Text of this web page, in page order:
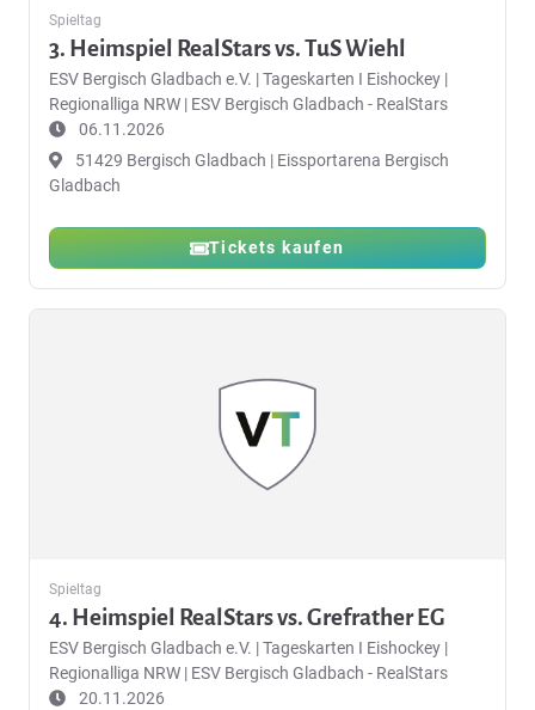
Spieltag
3. Heimspiel RealStars vs. TuS Wiehl
ESV Bergisch Gladbach e.V. |Tageskarten I Eishockey |
Regionalliga NRW | ESV Bergisch Gladbach - RealStars
06.11.2026
51429 Bergisch Gladbach | Eissportarena Bergisch
Gladbach
Tickets kaufen
Spieltag
4. Heimspiel RealStars vs. Grefrather EG
ESV Bergisch Gladbach e.V. |Tageskarten I Eishockey |
Regionalliga NRW | ESV Bergisch Gladbach - RealStars
20.11.2026